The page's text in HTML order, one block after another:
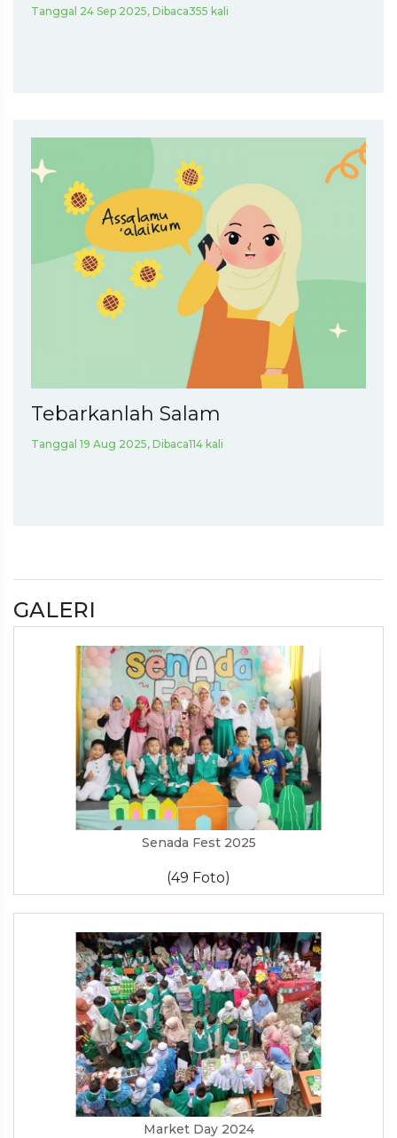
Tanggal 24 Sep 2025, Dibaca355 kali
Tebarkanlah Salam
Tanggal 19 Aug 2025, Dibaca114 kali
GALERI
Senada Fest 2025
(49 Foto)
Market Day 2024